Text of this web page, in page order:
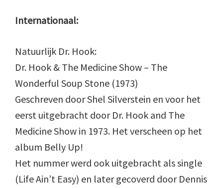
Internationaal:
Natuurlijk Dr. Hook:
Dr. Hook & The Medicine Show – The
Wonderful Soup Stone (1973)
Geschreven door Shel Silverstein en voor het
eerst uitgebracht door Dr. Hook and The
Medicine Show in 1973. Het verscheen op het
album Belly Up!
Het nummer werd ook uitgebracht als single
(Life Ain’t Easy) en later gecoverd door Dennis